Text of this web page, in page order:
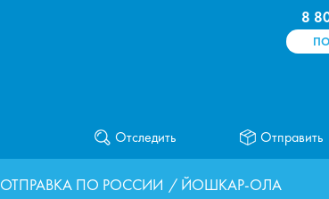
8
Отследить Отправить
ОТПРАВКА ПО РОССИИ / ЙОШКАР-ОЛА